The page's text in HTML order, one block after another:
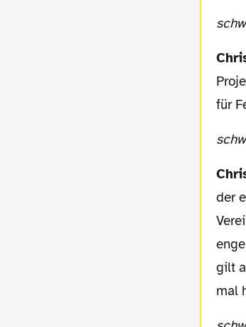
für
der
gilt
mal